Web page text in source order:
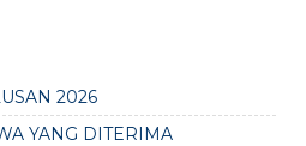
2026
YANG DITERIMA